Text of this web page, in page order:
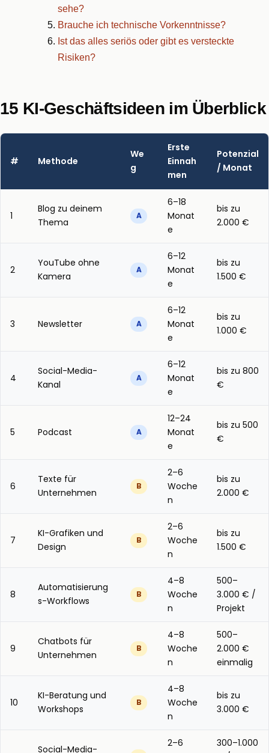
sehe?
Brauche ich technische Vorkenntnisse?
Ist das alles seriös oder gibt es versteckte
Risiken?
15 KI-Geschäftsideen im Überblick
# Methode
We
g
Erste
Einnah
men
Potenzial
/ Monat
1
Blog zu deinem
Thema
A
6–18
Monat
e
bis zu
2.000 €
2
YouTube ohne
Kamera
A
6–12
Monat
e
bis zu
1.500 €
3 Newsletter A
6–12
Monat
e
bis zu
1.000 €
4
Social-Media-
Kanal
A
6–12
Monat
e
bis zu 800
€
5 Podcast A
12–24
Monat
e
bis zu 500
€
6
Texte für
Unternehmen
B
2–6
Woche
n
bis zu
2.000 €
7
KI-Grafiken und
Design
B
2–6
Woche
n
bis zu
1.500 €
8
Automatisierung
s-Workflows
B
4–8
Woche
n
500–
3.000 € /
Projekt
9
Chatbots für
Unternehmen
B
4–8
Woche
n
500–
2.000 €
einmalig
10
KI-Beratung und
Workshops
B
4–8
Woche
n
bis zu
3.000 €
Social-Media-
2–6
300–1.000